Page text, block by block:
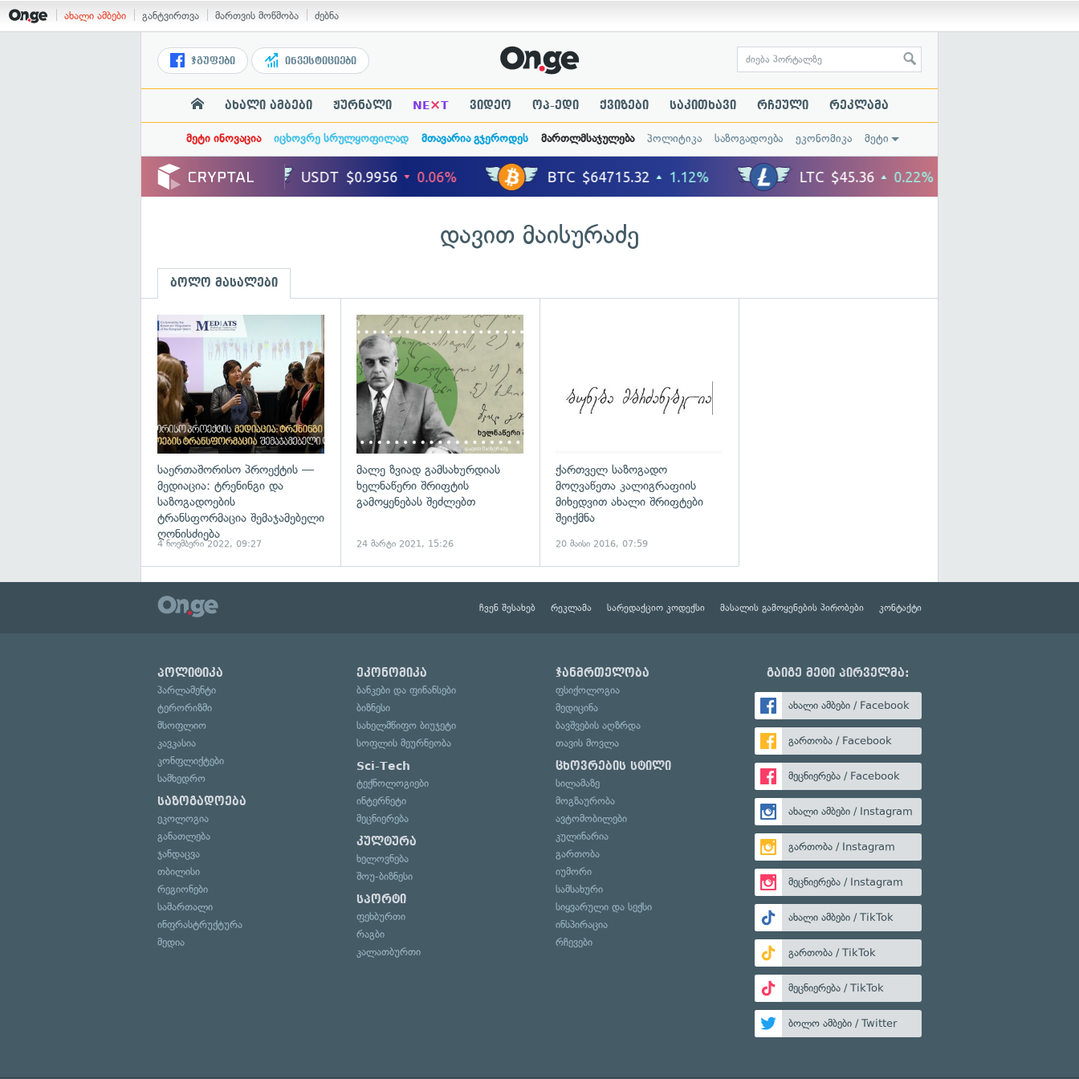
ახალი ამბები განტვირთვა მართვის მოწმობა ძებნა
ჯგუფები ინვესტიციები
ახალი ამბები ჟურნალი NE×T ვიდეო ოპ-ედი ქვიზები საკითხავი რჩეული რეკლამა
მეტი ინოვაცია იცხოვრე სრულყოფილად მთავარია გჯეროდეს მართლმსაჯულება პოლიტიკა საზოგადოება ეკონომიკა მეტი
დავით მაისურაძე
ბოლო მასალები
საერთაშორისო პროექტის —
მედიაცია: ტრენინგი და
საზოგადოების
ტრანსფორმაცია შემაჯამებელი
ღონისძიება
4 ნოემბერი 2022, 09:27
მალე ზვიად გამსახურდიას
ხელნაწერი შრიფტის
გამოყენებას შეძლებთ
24 მარტი 2021, 15:26
ქართველ საზოგადო
მოღვაწეთა კალიგრაფიის
მიხედვით ახალი შრიფტები
შეიქმნა
20 მაისი 2016, 07:59
ჩვენ შესახებ რეკლამა სარედაქციო კოდექსი მასალის გამოყენების პირობები კონტაქტი
პოლიტიკა
პარლამენტი
ტერორიზმი
მსოფლიო
კავკასია
კონფლიქტები
სამხედრო
საზოგადოება
ეკოლოგია
განათლება
ჯანდაცვა
თბილისი
რეგიონები
სამართალი
ინფრასტრუქტურა
მედია
ეკონომიკა
ბანკები და ფინანსები
ბიზნესი
სახელმწიფო ბიუჯეტი
სოფლის მეურნეობა
Sci-Tech
ტექნოლოგიები
ინტერნეტი
მეცნიერება
კულტურა
ხელოვნება
შოუ-ბიზნესი
სპორტი
ფეხბურთი
რაგბი
კალათბურთი
ჯანმრთელობა
ფსიქოლოგია
მედიცინა
ბავშვების აღზრდა
თავის მოვლა
ცხოვრების სტილი
სილამაზე
მოგზაურობა
ავტომობილები
კულინარია
გართობა
იუმორი
სამსახური
სიყვარული და სექსი
ინსპირაცია
რჩევები
გაიგე მეტი პირველმა:
ახალი ამბები / Facebook
გართობა / Facebook
მეცნიერება / Facebook
ახალი ამბები / Instagram
გართობა / Instagram
მეცნიერება / Instagram
ახალი ამბები / TikTok
გართობა / TikTok
მეცნიერება / TikTok
ბოლო ამბები / Twitter